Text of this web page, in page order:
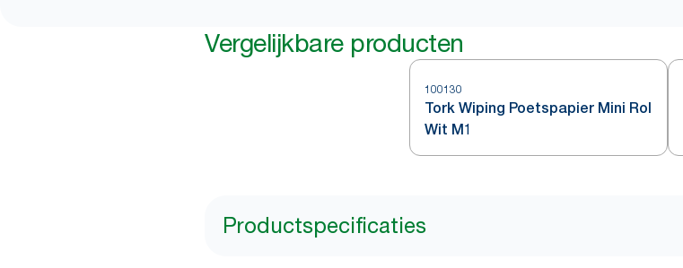
Vergelijkbare producten
100130
Tork Wiping Poetspapier Mini Rol
Wit M1
Productspecificaties